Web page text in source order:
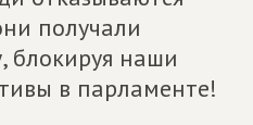
получали
блокируя наши
в парламенте!